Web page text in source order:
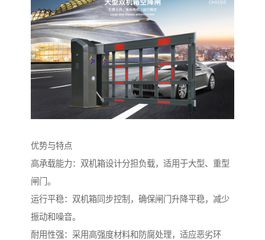
优势与特点
高承载能力：双机箱设计分担负载，适用于大型、重型
闸门。
运行平稳：双机箱同步控制，确保闸门升降平稳，减少
振动和噪音。
耐用性强：采用高强度材料和防腐处理，适应恶劣环